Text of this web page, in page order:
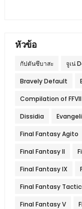
หัวข้อ
กัปตันซึบาสะ จูเน่
Bravely Default
Compilation of FFVII
Dissidia
Final Fantasy Agito
Final Fantasy II
Final Fantasy IX
Final Fantasy
Final Fantasy V